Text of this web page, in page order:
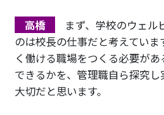
高橋
まず、学校のウェル
のは校長の仕事だと考えていま
く働ける職場をつくる必要が
できるかを、管理職自ら探究
大切だと思います。